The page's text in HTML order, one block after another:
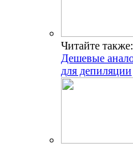
Читайте также:
Дешевые
для депиляции